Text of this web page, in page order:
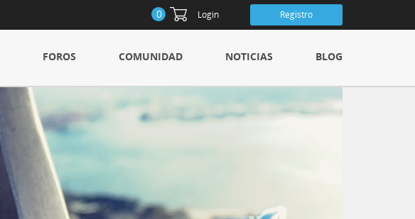
0 Login Registro
FOROS COMUNIDAD NOTICIAS BLOG